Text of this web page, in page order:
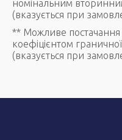
номінальним
(вказується при
** Можливе постачання
коефіцієнтом
(вказується при